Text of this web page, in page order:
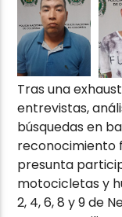
Tras una
entrevistas,
búsquedas en
reconocimiento
presunta
motocicletas y
2, 4, 6, 8 y 9 de